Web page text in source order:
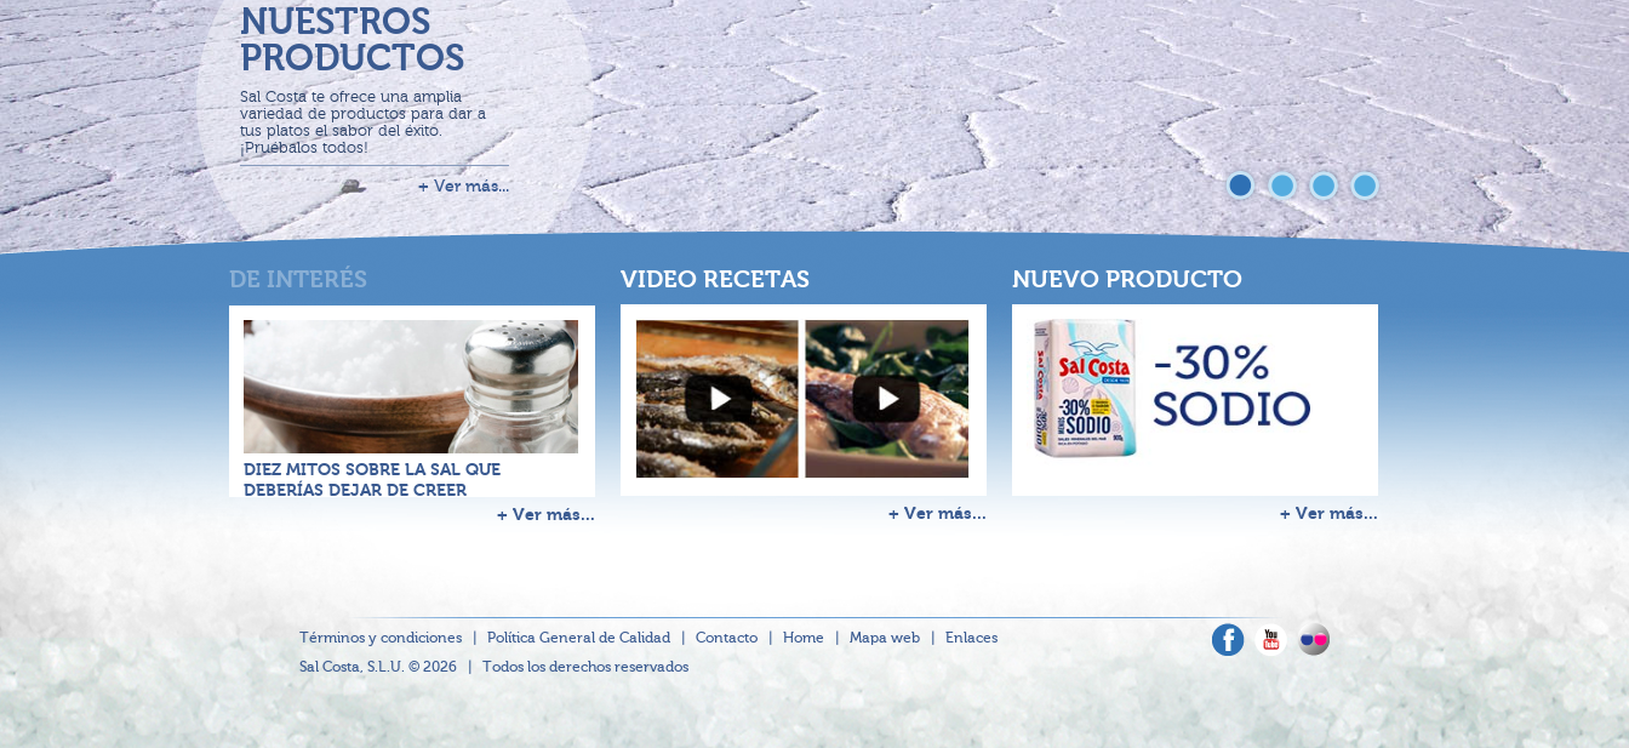
NUESTROS
PRODUCTOS
Sal Costa te ofrece una amplia
variedad de productos para dar a
tus platos el sabor del éxito.
¡Pruébalos todos!
+ Ver más...
DIEZ MITOS SOBRE LA SAL QUE
DEBERÍAS DEJAR DE CREER
+ Ver más...
VIDEO RECETAS
+ Ver más...
NUEVO PRODUCTO
+ Ver más...
Términos y condiciones Política General de Calidad Contacto Home Mapa web
Enlaces
Sal Costa, S.L.U. © 2026
Todos los derechos reservados